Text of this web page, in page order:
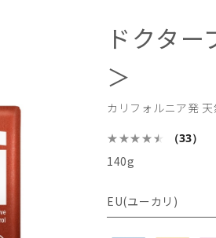
ドクタ
＞
カリフォルニア発
（33）
140g
EU(ユーカリ)